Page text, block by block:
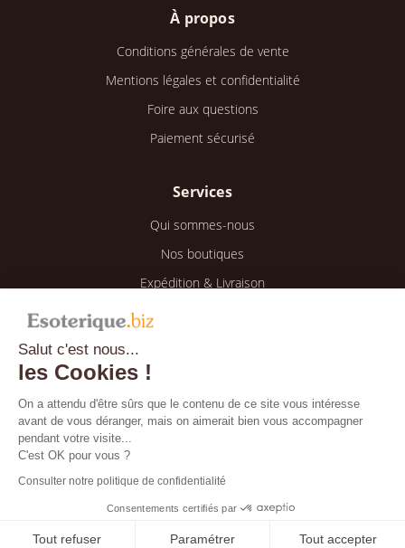
Salut c'est nous...
les Cookies !
On a attendu d'être sûrs que le contenu de ce site vous intéresse
avant de vous déranger, mais on aimerait bien vous accompagner
pendant votre visite...
C'est OK pour vous ?
Consulter notre politique de confidentialité
Consentements certifiés par
Tout refuser Paramétrer Tout accepter
À propos
Conditions générales de vente
Mentions légales et confidentialité
Foire aux questions
Paiement sécurisé
Services
Qui sommes-nous
Nos boutiques
Expédition & Livraison
Retour & Remboursement
Mon compte
Mes informations
Blog
Bientôt disponible !